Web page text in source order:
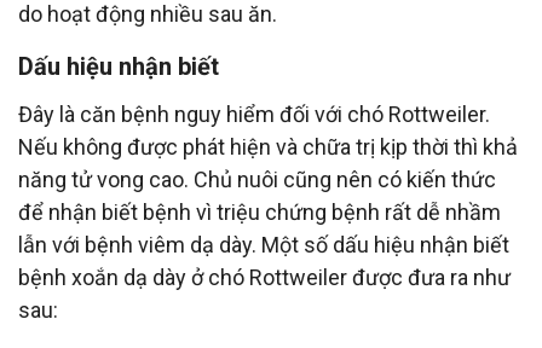
do hoạt động nhiều sau ăn.
Dấu hiệu nhận biết
Đây là căn bệnh nguy hiểm đối với chó Rottweiler.
Nếu không được phát hiện và chữa trị kịp thời thì khả
năng tử vong cao. Chủ nuôi cũng nên có kiến thức
để nhận biết bệnh vì triệu chứng bệnh rất dễ nhầm
lẫn với bệnh viêm dạ dày. Một số dấu hiệu nhận biết
bệnh xoắn dạ dày ở chó Rottweiler được đưa ra như
sau: